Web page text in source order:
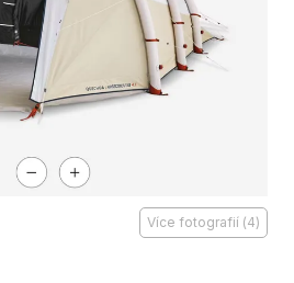
Více fotografií (4)